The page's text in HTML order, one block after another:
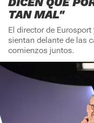
TAN MAL"
El director de
sientan delante de las
comienzos juntos.